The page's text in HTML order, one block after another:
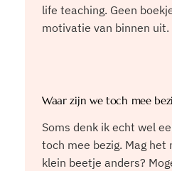
life teaching. Geen
motivatie van binnen uit.
Waar zijn we toch mee
Soms denk ik echt wel
toch mee bezig. Mag
klein beetje anders?